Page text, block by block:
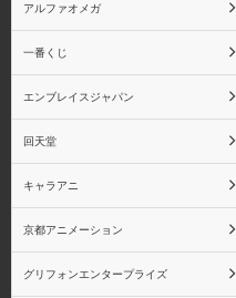
ドラゴンボール フィギ
ュアーツZEROシリーズ
ドラゴンボール
リーズ
アルファオメガ
一番くじ
エンブレイスジャパン
回天堂
キャラアニ
京都アニメーション
グリフォンエンタープライズ